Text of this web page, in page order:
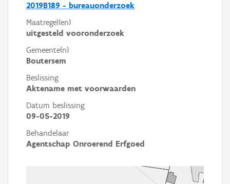
2019B189 - bureauonderzoek
Maatregel(en)
uitgesteld vooronderzoek
Gemeente(n)
Boutersem
Beslissing
Aktename met voorwaarden
Datum beslissing
09-05-2019
Behandelaar
Agentschap Onroerend Erfgoed